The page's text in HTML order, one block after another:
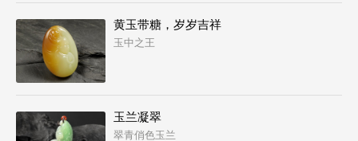
黄玉带糖，岁岁吉祥
玉中之王
玉兰凝翠
翠青俏色玉兰